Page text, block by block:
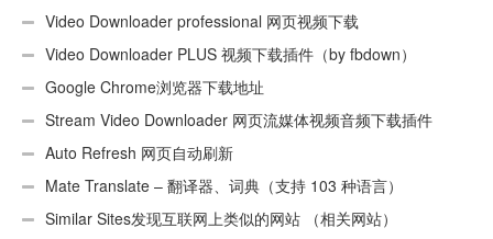
Video Downloader professional 网页视频下载
Video Downloader PLUS 视频下载插件（by fbdown）
Google Chrome浏览器下载地址
Stream Video Downloader 网页流媒体视频音频下载插件
Auto Refresh 网页自动刷新
Mate Translate – 翻译器、词典（支持 103 种语言）
Similar Sites发现互联网上类似的网站 （相关网站）